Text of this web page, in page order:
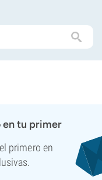
en tu primer
primero en